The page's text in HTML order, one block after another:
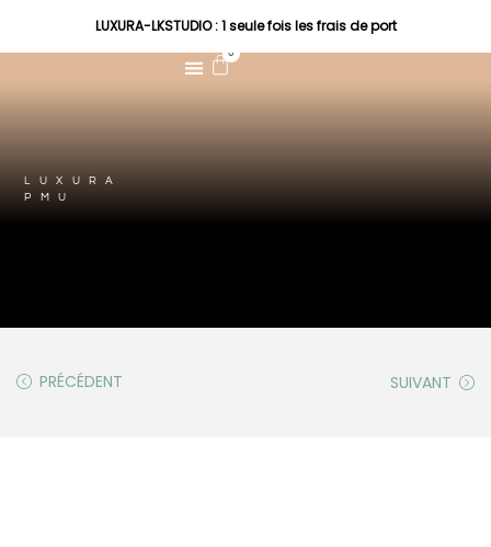
LUXURA-LKSTUDIO : 1 seule fois les frais de port
LUXURA
PMU
0
PRÉCÉDENT SUIVANT